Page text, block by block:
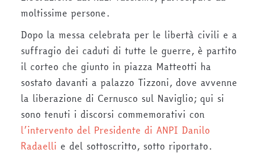
moltissime persone.
Dopo la messa celebrata per le libertà civili e a
suffragio dei caduti di tutte le guerre, è partito
il corteo che giunto in piazza Matteotti ha
sostato davanti a palazzo Tizzoni, dove avvenne
la liberazione di Cernusco sul Naviglio; qui si
sono tenuti i discorsi commemorativi con
l’intervento del Presidente di ANPI Danilo
Radaelli e del sottoscritto, sotto riportato.